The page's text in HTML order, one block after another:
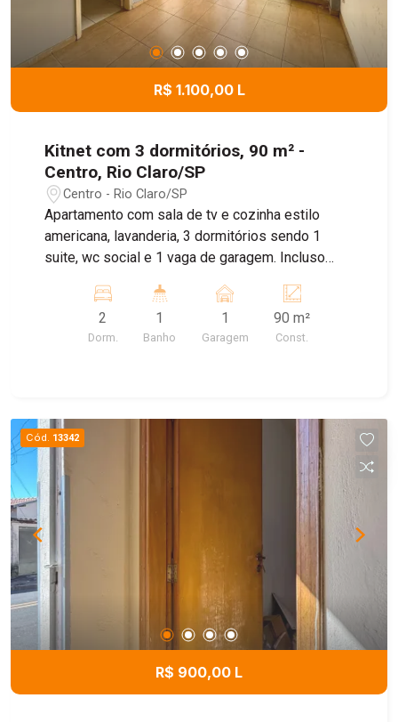
R$ 1.100,00 L
Kitnet com 3 dormitórios, 90 m² -
Centro, Rio Claro/SP
Centro - Rio Claro/SP
Apartamento com sala de tv e cozinha estilo
americana, lavanderia, 3 dormitórios sendo 1
suite, wc social e 1 vaga de garagem. Incluso
2
Dorm.
1
Banho
1
Garagem
90 m²
Const.
Cód. 13342
R$ 900,00 L